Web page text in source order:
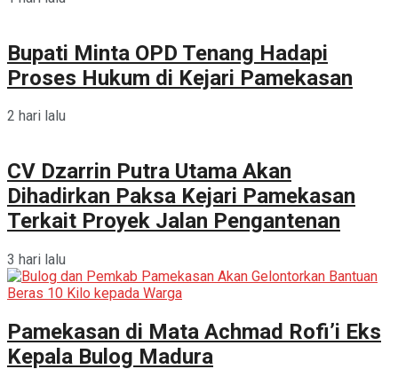
Bupati Minta OPD Tenang Hadapi
Proses Hukum di Kejari Pamekasan
2 hari lalu
CV Dzarrin Putra Utama Akan
Dihadirkan Paksa Kejari Pamekasan
Terkait Proyek Jalan Pengantenan
3 hari lalu
Pamekasan di Mata Achmad Rofi’i Eks
Kepala Bulog Madura